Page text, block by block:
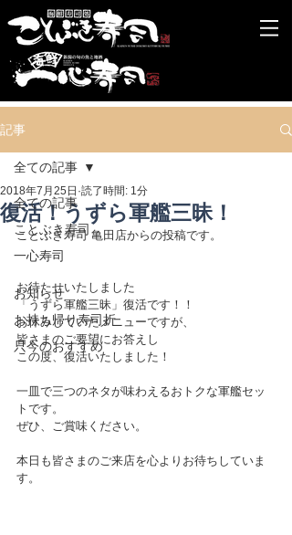
記事
全ての記事
ことぶき寿司
一心寿司
お知らせ
お持ち帰り寿司折
只今のおすすめ
全ての記事
復活！うずら軍艦三昧！
2018年7月25日 読了時間: 1分
ことぶき寿司 亀田店からの投稿です。
お待たせいたしました
「うずら軍艦三昧」復活です！！
お休みしていたメニューですが、
皆さまのご要望にお答えし
この度、復活いたしました！
一皿で三つのネタが味わえるおトクな軍艦セッ
トです。
ぜひ、ご賞味ください。
本日も皆さまのご来店を心よりお待ちしていま
す。